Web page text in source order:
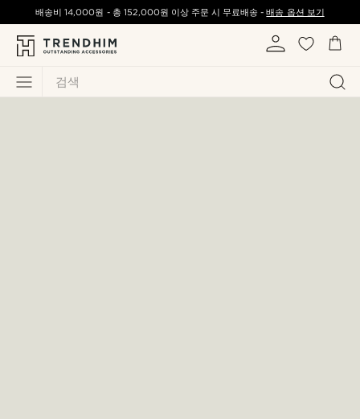
검색
배송비14,000원 - 총 152,000원 이상 주문 시 무료배송 -배송 옵션 보기